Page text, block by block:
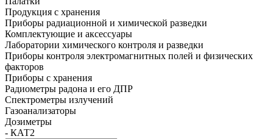
Продукция с хранения
Приборы радиационной и химической разведки
Комплектующие и аксессуары
Лаборатории химического контроля и разведки
Приборы контроля электромагнитных полей и физических
факторов
Приборы с хранения
Радиометры радона и его ДПР
Спектрометры излучений
Газоанализаторы
Дозиметры
- КАТ2